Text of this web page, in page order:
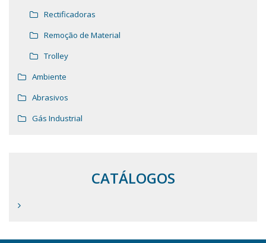
Rectificadoras
Remoção de Material
Trolley
Ambiente
Abrasivos
Gás Industrial
CATÁLOGOS